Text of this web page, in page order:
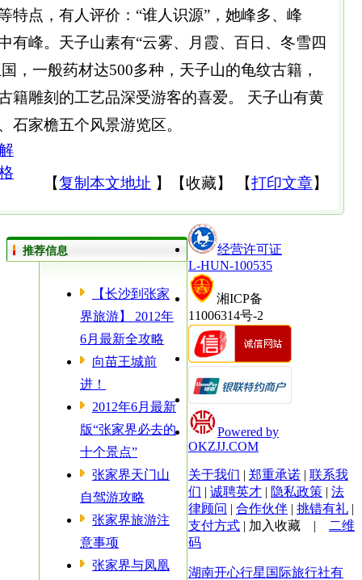
特点，有人评价：“谁人识源”，她峰多、峰
有峰。天子山素有“云雾、月霞、百日、冬雪四
，一般药材达500多种，天子山的龟纹古籍，
籍雕刻的工艺品深受游客的喜爱。 天子山有黄
石家檐五个风景游览区。
【复制本文地址 】 【收藏】 【打印文章】
推荐信息
【长沙到张家
界旅游】 2012年
6月最新全攻略
向苗王城前
进！
2012年6月最新
版“张家界必去的
十个景点”
张家界天门山
自驾游攻略
张家界旅游注
意事项
张家界与凤凰
经营许可证
L-HUN-100535
湘ICP备
11006314号-2
Powered by
OKZJJ.COM
关于我们 | 郑重承诺 | 联系我
们 | 诚聘英才 | 隐私政策 | 法
律顾问 | 合作伙伴 | 挑错有礼 |
支付方式 | 加入收藏 |
二维
码
湖南开心行星国际旅行社有